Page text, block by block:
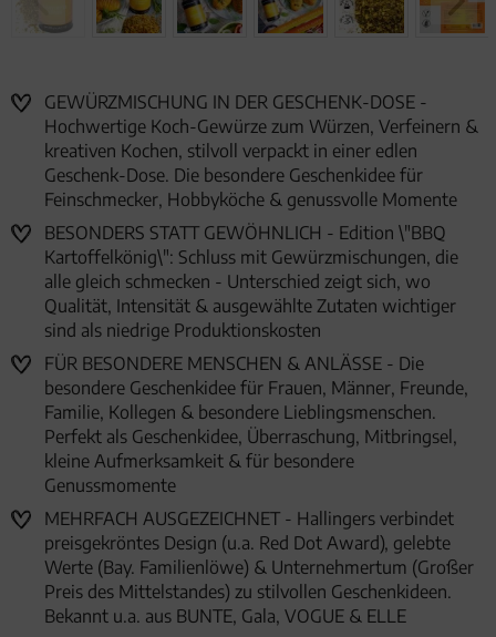
GEWÜRZMISCHUNG IN DER GESCHENK-DOSE -
Hochwertige Koch-Gewürze zum Würzen, Verfeinern &
kreativen Kochen, stilvoll verpackt in einer edlen
Geschenk-Dose. Die besondere Geschenkidee für
Feinschmecker, Hobbyköche & genussvolle Momente
BESONDERS STATT GEWÖHNLICH - Edition \"BBQ
Kartoffelkönig\": Schluss mit Gewürzmischungen, die
alle gleich schmecken - Unterschied zeigt sich, wo
Qualität, Intensität & ausgewählte Zutaten wichtiger
sind als niedrige Produktionskosten
FÜR BESONDERE MENSCHEN & ANLÄSSE - Die
besondere Geschenkidee für Frauen, Männer, Freunde,
Familie, Kollegen & besondere Lieblingsmenschen.
Perfekt als Geschenkidee, Überraschung, Mitbringsel,
kleine Aufmerksamkeit & für besondere
Genussmomente
MEHRFACH AUSGEZEICHNET - Hallingers verbindet
preisgekröntes Design (u.a. Red Dot Award), gelebte
Werte (Bay. Familienlöwe) & Unternehmertum (Großer
Preis des Mittelstandes) zu stilvollen Geschenkideen.
Bekannt u.a. aus BUNTE, Gala, VOGUE & ELLE